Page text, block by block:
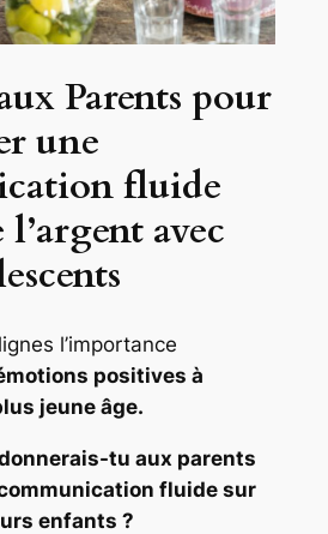
Parents pour
une
fluide
avec
l’importance
positives à
jeune âge.
tu aux parents
fluide sur
enfants ?